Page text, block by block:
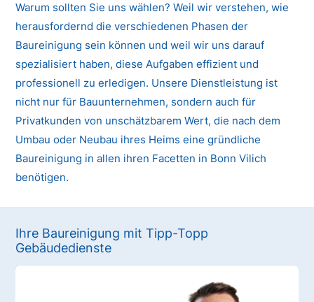
Warum sollten Sie uns wählen? Weil wir verstehen, wie
herausfordernd die verschiedenen Phasen der
Baureinigung sein können und weil wir uns darauf
spezialisiert haben, diese Aufgaben effizient und
professionell zu erledigen. Unsere Dienstleistung ist
nicht nur für Bauunternehmen, sondern auch für
Privatkunden von unschätzbarem Wert, die nach dem
Umbau oder Neubau ihres Heims eine gründliche
Baureinigung in allen ihren Facetten in Bonn Vilich
benötigen.
Ihre Baureinigung mit Tipp-Topp
Gebäudedienste